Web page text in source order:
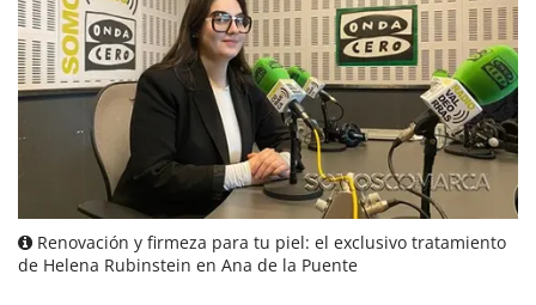
Renovación y firmeza para tu piel: el exclusivo tratamiento
de Helena Rubinstein en Ana de la Puente